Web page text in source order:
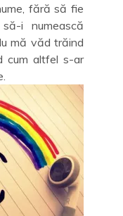
fără să fie
i numească
mă văd trăind
cum altfel s-ar